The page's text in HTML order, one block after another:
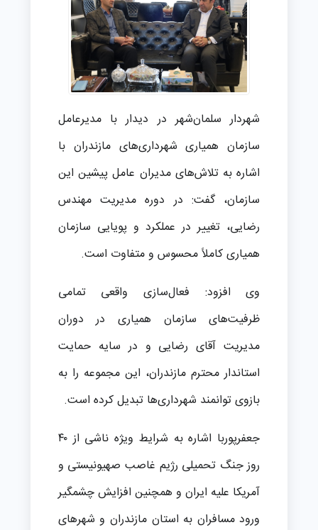
شهردار سلمان‌شهر در دیدار با مدیرعامل
سازمان همیاری شهرداری‌های مازندران با
اشاره به تلاش‌های مدیران عامل پیشین این
سازمان، گفت: در دوره مدیریت مهندس
رضایی، تغییر در عملکرد و پویایی سازمان
همیاری کاملاً محسوس و متفاوت است.
وی افزود: فعال‌سازی واقعی تمامی
ظرفیت‌های سازمان همیاری در دوران
مدیریت آقای رضایی و در سایه حمایت
استاندار محترم مازندران، این مجموعه را به
بازوی توانمند شهرداری‌ها تبدیل کرده است.
جعفرپوربا اشاره به شرایط ویژه ناشی از ۴۰
روز جنگ تحمیلی رژیم غاصب صهیونیستی و
آمریکا علیه ایران و همچنین افزایش چشمگیر
ورود مسافران به استان مازندران و شهرهای